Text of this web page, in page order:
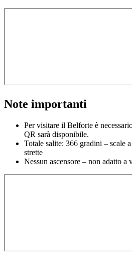
Note importanti
Per visitare il Belforte è
QR sarà disponibile.
Totale salite: 366 gradini – scale
strette
Nessun ascensore – non adatto